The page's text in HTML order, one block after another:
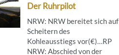
Der Ruhrpilot
NRW: NRW bereitet sich auf
Scheitern des
Kohleausstiegs vor(€)…RP
NRW: Abschied von der